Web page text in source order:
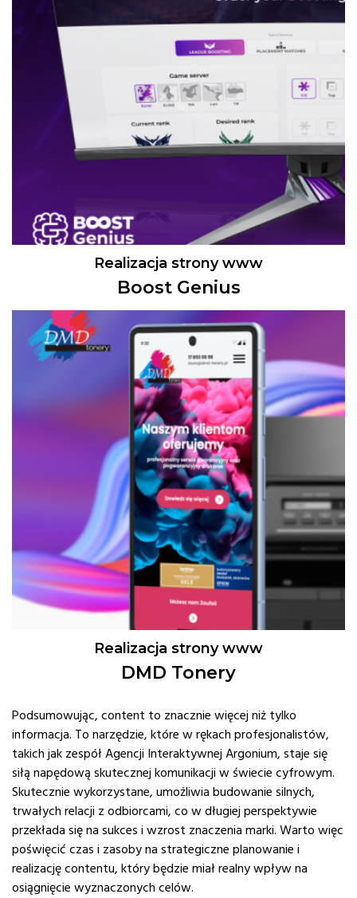
Realizacja strony www
Boost Genius
Realizacja strony www
DMD Tonery
Podsumowując, content to znacznie więcej niż tylko
informacja. To narzędzie, które w rękach profesjonalistów,
takich jak zespół Agencji Interaktywnej Argonium, staje się
siłą napędową skutecznej komunikacji w świecie cyfrowym.
Skutecznie wykorzystane, umożliwia budowanie silnych,
trwałych relacji z odbiorcami, co w długiej perspektywie
przekłada się na sukces i wzrost znaczenia marki. Warto więc
poświęcić czas i zasoby na strategiczne planowanie i
realizację contentu, który będzie miał realny wpływ na
osiągnięcie wyznaczonych celów.